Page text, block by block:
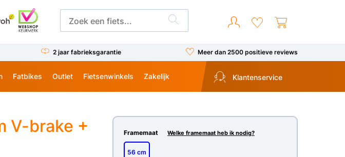
2 jaar fabrieksgarantie Meer dan 2500 positieve reviews
Fatbikes Outlet Fietsenwinkels Zakelijk Klantenservice
V-brake +
Framemaat Welke framemaat heb ik nodig?
56 cm